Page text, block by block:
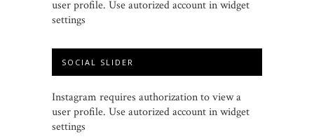
user profile. Use autorized account in widget
settings
SOCIAL SLIDER
Instagram requires authorization to view a
user profile. Use autorized account in widget
settings